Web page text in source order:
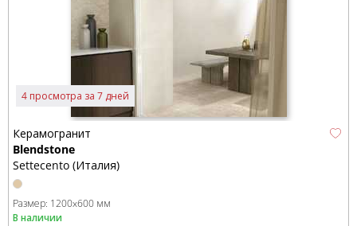
4 просмотра за 7 дней
Керамогранит
Blendstone
Settecento (Италия)
Размер: 1200x600 мм
В наличии